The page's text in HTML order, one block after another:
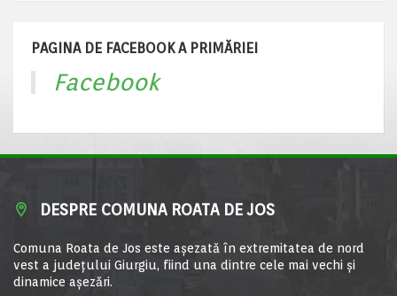
PAGINA DE FACEBOOK A PRIMĂRIEI
Facebook
DESPRE COMUNA ROATA DE JOS
Comuna Roata de Jos este aşezată în extremitatea de nord
vest a judeţului Giurgiu, fiind una dintre cele mai vechi şi
dinamice aşezări.